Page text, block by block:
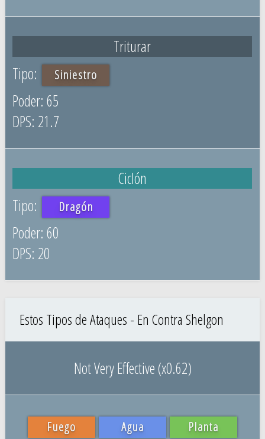
Triturar
Siniestro
65
21.7
Ciclón
Dragón
60
20
Estos Tipos de Ataques - En Contra Shelgon
Not Very Effective (x0.62)
Fuego Agua Planta